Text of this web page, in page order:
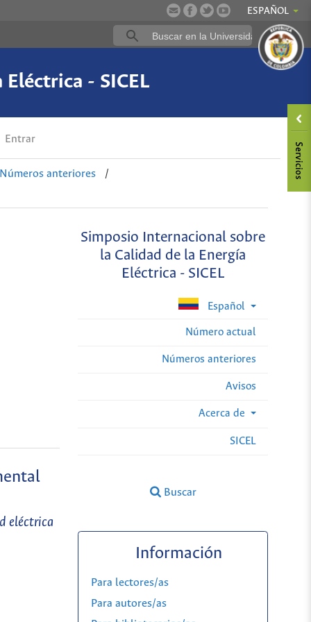
ESPAÑOL
- SICEL
Entrar
Números anteriores
/
Simposio Internacional sobre
la Calidad de la Energía
Eléctrica - SICEL
Español
Número actual
Números anteriores
Avisos
Acerca de
SICEL
Buscar
eléctrica
Información
Para lectores/as
Para autores/as